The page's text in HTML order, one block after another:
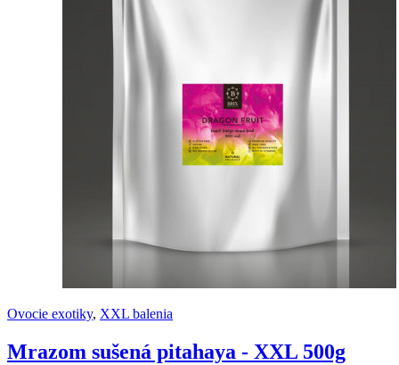
Ovocie exotiky, XXL balenia
Mrazom sušená pitahaya - XXL 500g